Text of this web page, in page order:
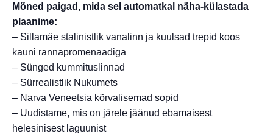
Mõned paigad, mida sel automatkal näha-külastada
plaanime:
– Sillamäe stalinistlik vanalinn ja kuulsad trepid koos
kauni rannapromenaadiga
– Sünged kummituslinnad
– Sürrealistlik Nukumets
– Narva Veneetsia kõrvalisemad sopid
– Uudistame, mis on järele jäänud ebamaisest
helesinisest laguunist